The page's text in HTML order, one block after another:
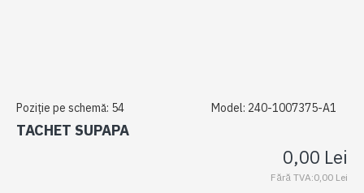
Poziție pe schemă: 54 Model: 240-1007375-A1
TACHET SUPAPA
0,00 Lei
Fără TVA:0,00 Lei